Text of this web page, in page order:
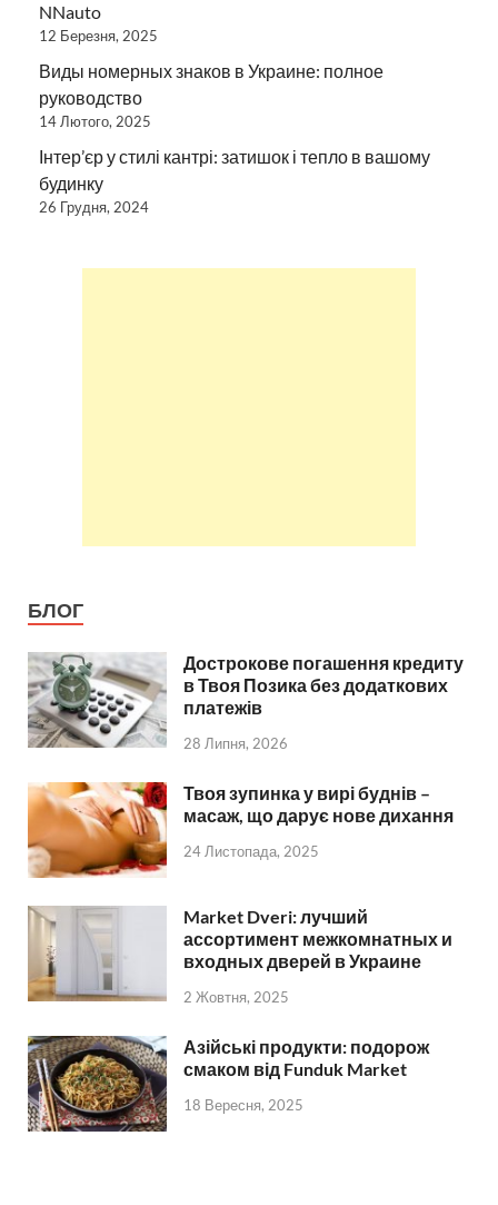
NNauto
12 Березня, 2025
Виды номерных знаков в Украине: полное
руководство
14 Лютого, 2025
Інтер’єр у стилі кантрі: затишок і тепло в вашому
будинку
26 Грудня, 2024
БЛОГ
Дострокове погашення кредиту
в Твоя Позика без додаткових
платежів
28 Липня, 2026
Твоя зупинка у вирі буднів –
масаж, що дарує нове дихання
24 Листопада, 2025
Market Dveri: лучший
ассортимент межкомнатных и
входных дверей в Украине
2 Жовтня, 2025
Азійські продукти: подорож
смаком від Funduk Market
18 Вересня, 2025